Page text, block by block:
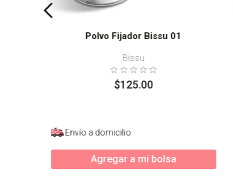
Polvo Fijador Bissu 01
Bissu
$125.00
Envío a domicilio
Agregar a mi bolsa